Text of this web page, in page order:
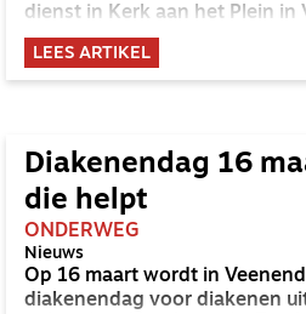
dienst in Kerk aan het Plein in
mee.
LEES ARTIKEL
Diakenendag 16
die helpt
ONDERWEG
Nieuws
Op 16 maart wordt in
diakenendag voor diakenen